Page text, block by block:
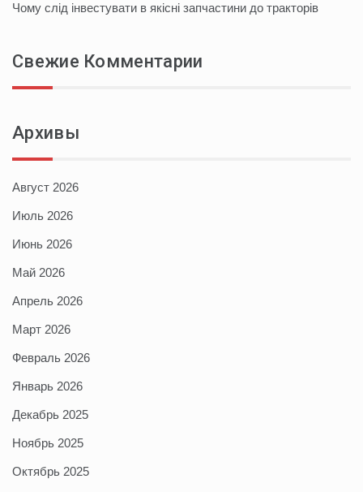
Чому слід інвестувати в якісні запчастини до тракторів
Свежие Комментарии
Архивы
Август 2026
Июль 2026
Июнь 2026
Май 2026
Апрель 2026
Март 2026
Февраль 2026
Январь 2026
Декабрь 2025
Ноябрь 2025
Октябрь 2025